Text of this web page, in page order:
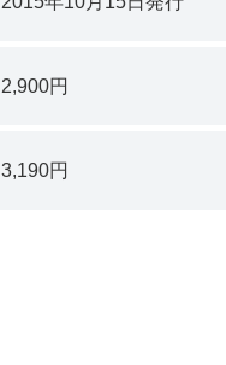
2,900円
3,190円